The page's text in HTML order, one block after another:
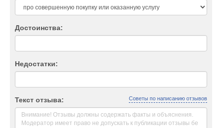
Достоинства:
Недостатки:
Текст отзыва: Советы по написанию отзывов